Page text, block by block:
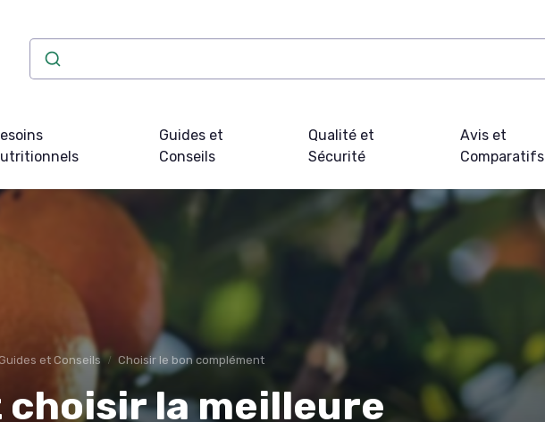
Guides et
Conseils
Qualité et
Sécurité
Avis et
Comparatifs
et Conseils Choisir le bon complément
choisir la meilleure